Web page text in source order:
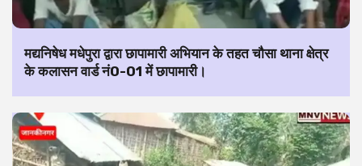
मद्यनिषेध मधेपुरा द्वारा छापामारी अभियान के तहत चौसा थाना क्षेत्र
के कलासन वार्ड नं0-01 में छापामारी।